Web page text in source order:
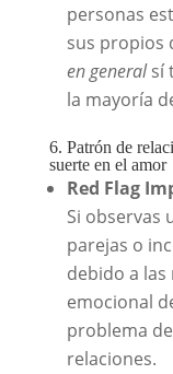
personas
sus propios
en generalsí
la mayoría
6. Patrón de
suerte en el amor
Red Flag
Si observas
parejas o
debido a
emocional
problema
relaciones.